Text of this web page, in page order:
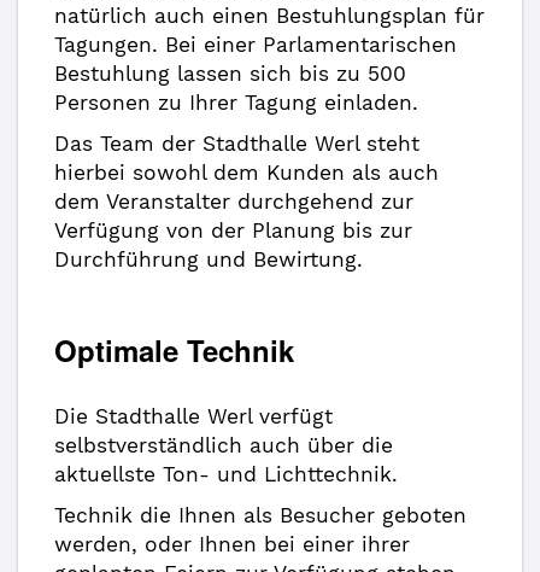
natürlich auch einen Bestuhlungsplan für
Tagungen. Bei einer Parlamentarischen
Bestuhlung lassen sich bis zu 500
Personen zu Ihrer Tagung einladen.
Das Team der Stadthalle Werl steht
hierbei sowohl dem Kunden als auch
dem Veranstalter durchgehend zur
Verfügung von der Planung bis zur
Durchführung und Bewirtung.
Optimale Technik
Die Stadthalle Werl verfügt
selbstverständlich auch über die
aktuellste Ton- und Lichttechnik.
Technik die Ihnen als Besucher geboten
werden, oder Ihnen bei einer ihrer